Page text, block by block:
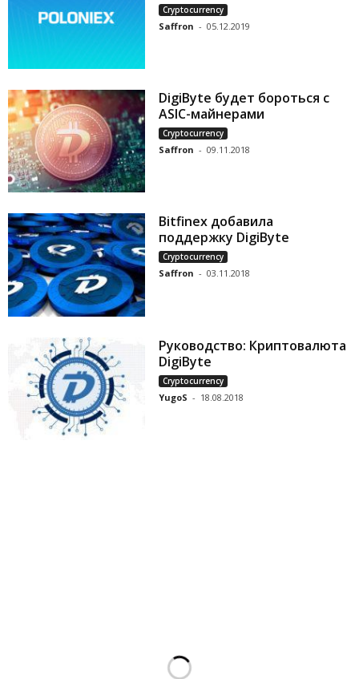
Cryptocurrency
Saffron - 05.12.2019
DigiByte будет бороться с
ASIC-майнерами
Cryptocurrency
Saffron - 09.11.2018
Bitfinex добавила
поддержку DigiByte
Cryptocurrency
Saffron - 03.11.2018
Руководство: Криптовалюта
DigiByte
Cryptocurrency
YugoS - 18.08.2018